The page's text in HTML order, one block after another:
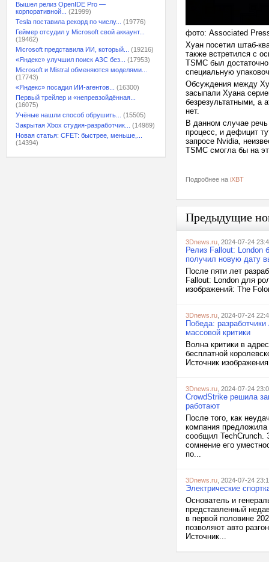
Вышел релиз OpenIDE Pro —
корпоративной...
(21999)
Tesla поставила рекорд по числу...
(19776)
Геймер отсудил у Microsoft свой аккаунт...
(19462)
Microsoft представила ИИ, который...
(19216)
«Яндекс» улучшил поиск АЗС без...
(17953)
Microsoft и Mistral обменяются моделями...
(17743)
«Яндекс» посадил ИИ-агентов...
(16300)
Первый трейлер и «непревзойдённая...
(16075)
Учёные нашли способ обрушить...
(15505)
Закрытая Xbox студия-разработчик...
(14989)
Новая статья: CFET: быстрее, меньше,...
(14394)
фото: Associated
Хуан посетил штаб-
также встретился с
TSMC был
специальную
Обсуждения между
засыпали Хуана
безрезультатными, а
нет.
В данном случае
процесс, и дефицит
запросе Nvidia,
TSMC смогла бы на
Подробнее на iXBT
Предыдущие
3Dnews.ru , 2024-07-24
Релиз Fallout:
получил новую дату
После пяти лет
Fallout: London для
изображений: The
3Dnews.ru , 2024-07-24
Победа:
массовой критики
Волна критики в
бесплатной
Источник
3Dnews.ru , 2024-07-24
CrowdStrike решила
работают
После того, как
компания предложила
сообщил TechCrunch.
сомнение его
по...
3Dnews.ru , 2024-07-24
Электрические
Основатель и
представленный
в первой половине
позволяют авто
Источник...